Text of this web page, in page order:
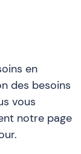
en
des besoins
vous
notre page
à jour.